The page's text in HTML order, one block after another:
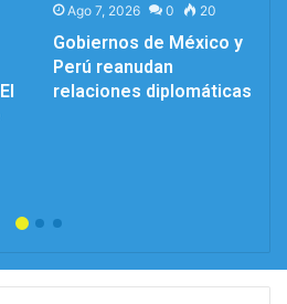
Ago 7, 2026 0 20
Gobiernos de México y
Perú reanudan
relaciones diplomáticas